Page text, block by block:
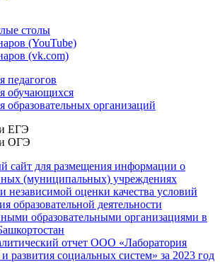
столы
(YouTube)
(vk.com)
педагогов
обучающихся
образовательных организаций
ЕГЭ
ОГЭ
сайт для размещения информации о
(муниципальных) учреждениях
независимой оценки качества условий
образовательной деятельности
образовательными организациями в
отчет ООО «Лаборатория
развития социальных систем» за 2023 год